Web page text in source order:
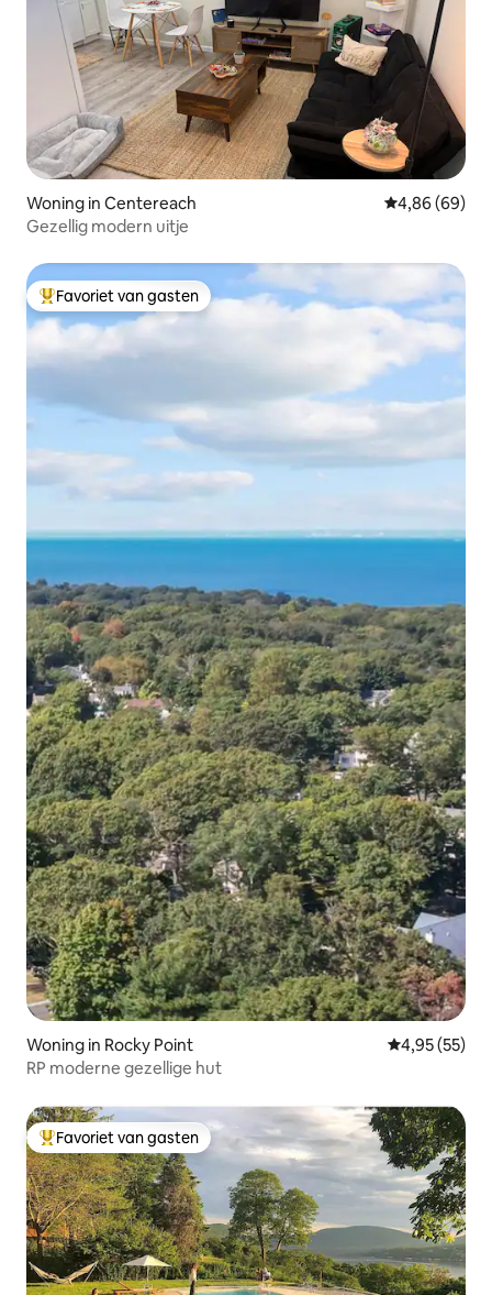
Woning in Centereach Gemiddelde
4,86 (69)
Gezellig modern uitje
Topfavoriet van gasten
Favoriet van gasten
Woning in Rocky Point Gemiddelde
4,95 (55)
RP moderne gezellige hut
Topfavoriet van gasten
Favoriet van gasten